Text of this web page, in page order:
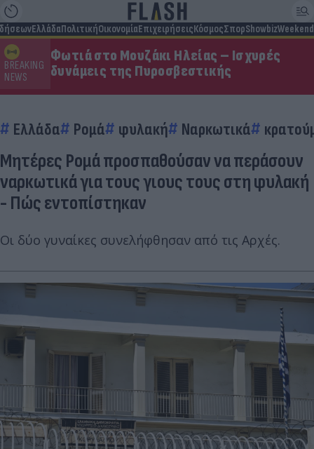
ΕλλάδαΠολιτικήΟικονομίαΕπιχειρήσειςΚόσμοςΣπορShowbizWeekend
BREAKING
NEWS
Φωτιά στο Μουζάκι Ηλείας – Ισχυρές
δυνάμεις της Πυροσβεστικής
Ελλάδα Ρομά φυλακή Ναρκωτικά
Μητέρες Ρομά προσπαθούσαν να περάσουν
ναρκωτικά για τους γιους τους στη φυλακή
- Πώς εντοπίστηκαν
Οι δύο γυναίκες συνελήφθησαν από τις Αρχές.